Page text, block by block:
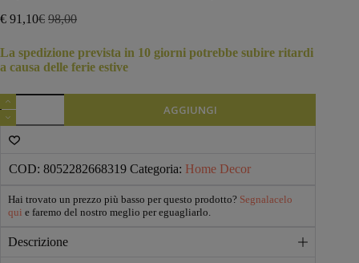
€ 98,00
Il
originale
era:
€ 91,10Il
attuale
è:
La spedizione prevista in 10 giorni potrebbe subire ritardi
a causa delle ferie estive
Sequenze
Portafoto
Color
Zone
Ladybird
10x15
quantità
AGGIUNGI
COD: 8052282668319 Categoria: Home Decor
Hai trovato un prezzo più basso per questo prodotto? Segnalacelo
qui e faremo del nostro meglio per eguagliarlo.
Descrizione